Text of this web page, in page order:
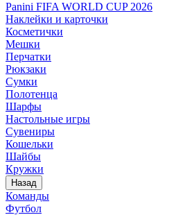
Panini FIFA WORLD CUP 2026
Наклейки и карточки
Косметички
Мешки
Перчатки
Рюкзаки
Сумки
Полотенца
Шарфы
Настольные игры
Сувениры
Кошельки
Шайбы
Кружки
Назад
Команды
Футбол